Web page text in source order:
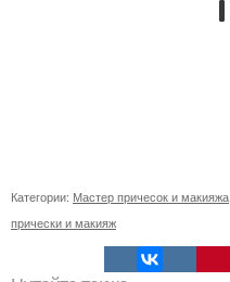
Категории: Мастер причесок и макияжа
прически и макияж